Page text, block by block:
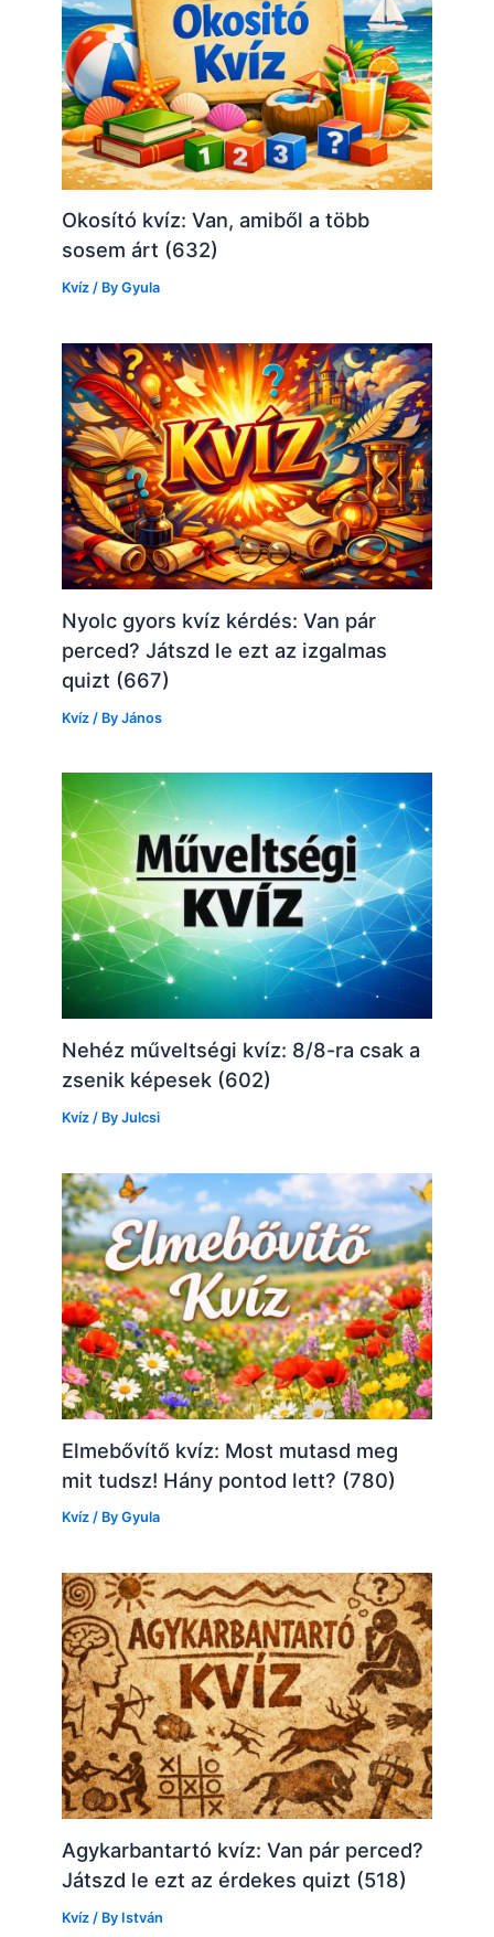
Okosító kvíz: Van, amiből a több
sosem árt (632)
Kvíz / ByGyula
Nyolc gyors kvíz kérdés: Van pár
perced? Játszd le ezt az izgalmas
quizt (667)
Kvíz / ByJános
Nehéz műveltségi kvíz: 8/8-ra csak a
zsenik képesek (602)
Kvíz / ByJulcsi
Elmebővítő kvíz: Most mutasd meg
mit tudsz! Hány pontod lett? (780)
Kvíz / ByGyula
Agykarbantartó kvíz: Van pár perced?
Játszd le ezt az érdekes quizt (518)
Kvíz / By István